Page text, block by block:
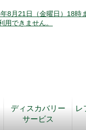
8月21日（金曜日）18時
できません。
ディスカバリー
サービス
レ